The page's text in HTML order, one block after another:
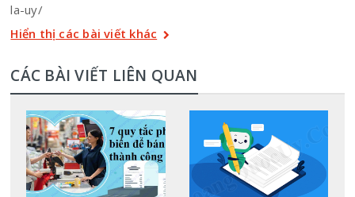
la-uy/
Hiển thị các bài viết khác
CÁC BÀI VIẾT LIÊN QUAN